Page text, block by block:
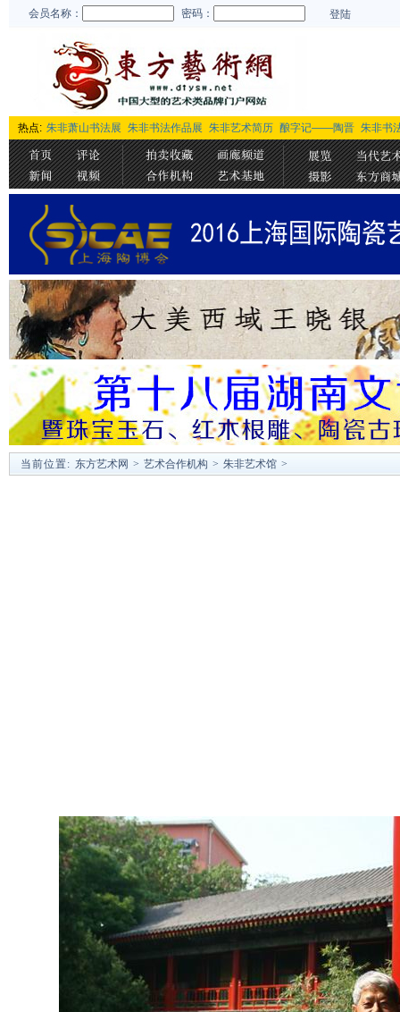
会员名称： 密码： 登陆
热点: 朱非萧山书法展 朱非书法作品展 朱非艺术简历 酿字记——陶晋 朱非书
当前位置: 东方艺术网 > 艺术合作机构 > 朱非艺术馆 >